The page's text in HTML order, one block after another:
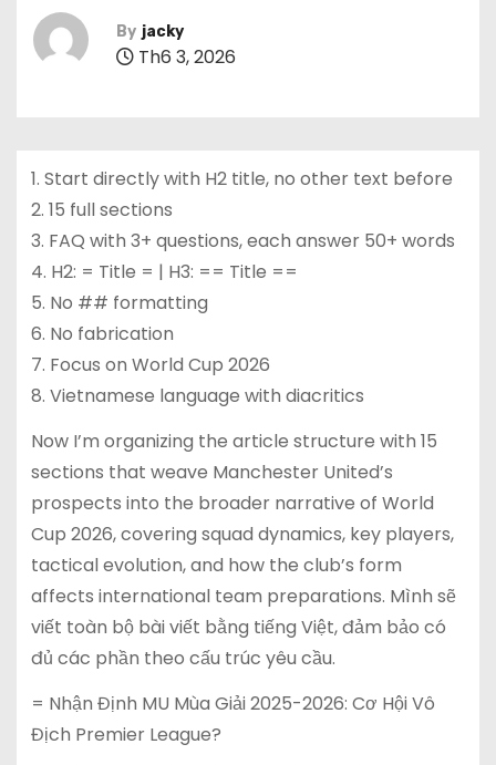
By jacky
Th6 3, 2026
1. Start directly with H2 title, no other text before
2. 15 full sections
3. FAQ with 3+ questions, each answer 50+ words
4. H2: = Title = | H3: == Title ==
5. No ## formatting
6. No fabrication
7. Focus on World Cup 2026
8. Vietnamese language with diacritics
Now I’m organizing the article structure with 15
sections that weave Manchester United’s
prospects into the broader narrative of World
Cup 2026, covering squad dynamics, key players,
tactical evolution, and how the club’s form
affects international team preparations. Mình sẽ
viết toàn bộ bài viết bằng tiếng Việt, đảm bảo có
đủ các phần theo cấu trúc yêu cầu.
= Nhận Định MU Mùa Giải 2025-2026: Cơ Hội Vô
Địch Premier League?